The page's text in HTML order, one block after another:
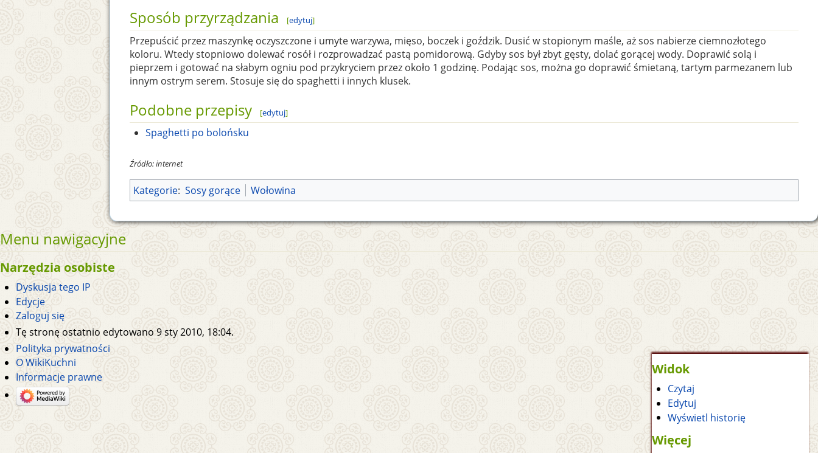
Sposób przyrządzania [edytuj]
Przepuścić przez maszynkę oczyszczone i umyte warzywa, mięso, boczek i goździk. Dusić w stopionym maśle, aż sos nabierze ciemnozłotego
koloru. Wtedy stopniowo dolewać rosół i rozprowadzać pastą pomidorową. Gdyby sos był zbyt gęsty, dolać gorącej wody. Doprawić solą i
pieprzem i gotować na słabym ogniu pod przykryciem przez około 1 godzinę. Podając sos, można go doprawić śmietaną, tartym parmezanem lub
innym ostrym serem. Stosuje się do spaghetti i innych klusek.
Podobne przepisy [edytuj]
Spaghetti po bolońsku
Źródło: internet
Kategorie: Sosy gorące Wołowina
Menu nawigacyjne
Narzędzia osobiste
Dyskusja tego IP
Edycje
Zaloguj się
Widok
Czytaj
Edytuj
Wyświetl historię
Więcej
Tę stronę ostatnio edytowano 9 sty 2010, 18:04.
Polityka prywatności
O WikiKuchni
Informacje prawne